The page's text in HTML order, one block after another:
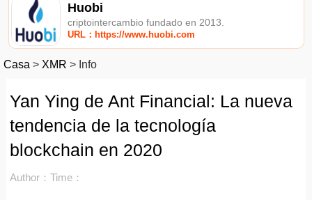
Huobi
criptointercambio fundado en 2013.
URL：https://www.huobi.com
Casa > XMR > Info
Yan Ying de Ant Financial: La nueva
tendencia de la tecnología
blockchain en 2020
Author： Time：